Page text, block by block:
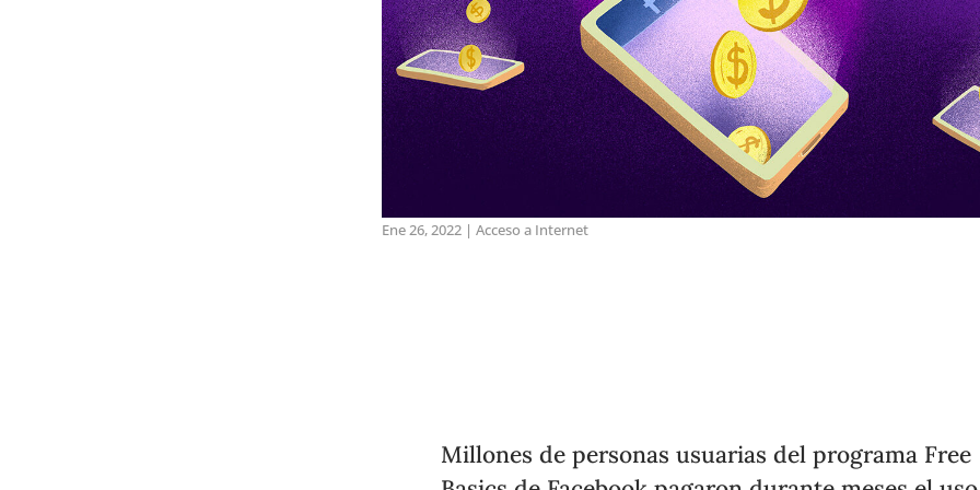
Ene 26, 2022 |Acceso a Internet
Millones de personas usuarias del programa Free